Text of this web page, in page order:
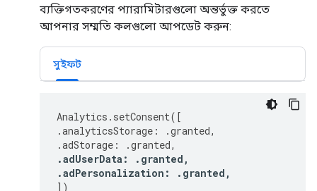
ব্যক্তিগতকরণের প্যারামিটারগুলো অন্তর্ভুক্ত করতে
আপনার সম্মতি কলগুলো আপডেট করুন:
সুইফট
Analytics . setConsent([
.analyticsStorage : .granted,
.adStorage : .granted,
.adUserData : . granted ,
.adPersonalization : . granted ,
])